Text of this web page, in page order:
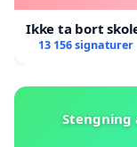
Ikke ta bort
13 156 signaturer
Stengning